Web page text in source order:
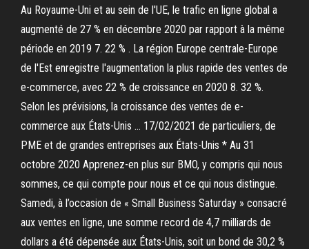
Au Royaume-Uni et au sein de l'UE, le trafic en ligne global a
augmenté de 27 % en décembre 2020 par rapport à la même
période en 2019 7. 22 % . La région Europe centrale-Europe
de l'Est enregistre l'augmentation la plus rapide des ventes de
e-commerce, avec 22 % de croissance en 2020 8. 32 %.
Selon les prévisions, la croissance des ventes de e-
commerce aux États-Unis … 17/02/2021 de particuliers, de
PME et de grandes entreprises aux États-Unis * Au 31
octobre 2020 Apprenez-en plus sur BMO, y compris qui nous
sommes, ce qui compte pour nous et ce qui nous distingue.
Samedi, à l’occasion de « Small Business Saturday » consacré
aux ventes en ligne, une somme record de 4,7 milliards de
dollars a été dépensée aux États-Unis, soit un bond de 30,2 %